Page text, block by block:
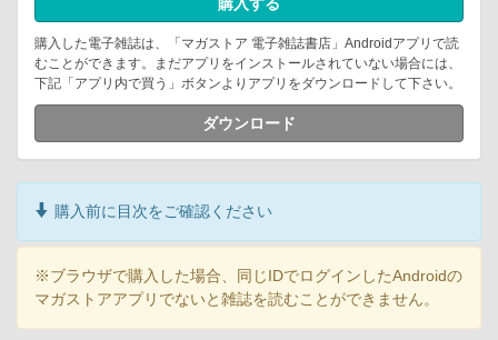
購入した電子雑誌は、「マガストア 電子雑誌書店」Androidアプリで読
むことができます。まだアプリをインストールされていない場合には、
下記「アプリ内で買う」ボタンよりアプリをダウンロードして下さい。
ダウンロード
購入前に目次をご確認ください
※ブラウザで購入した場合、同じIDでログインしたAndroidの
マガストアアプリでないと雑誌を読むことができません。